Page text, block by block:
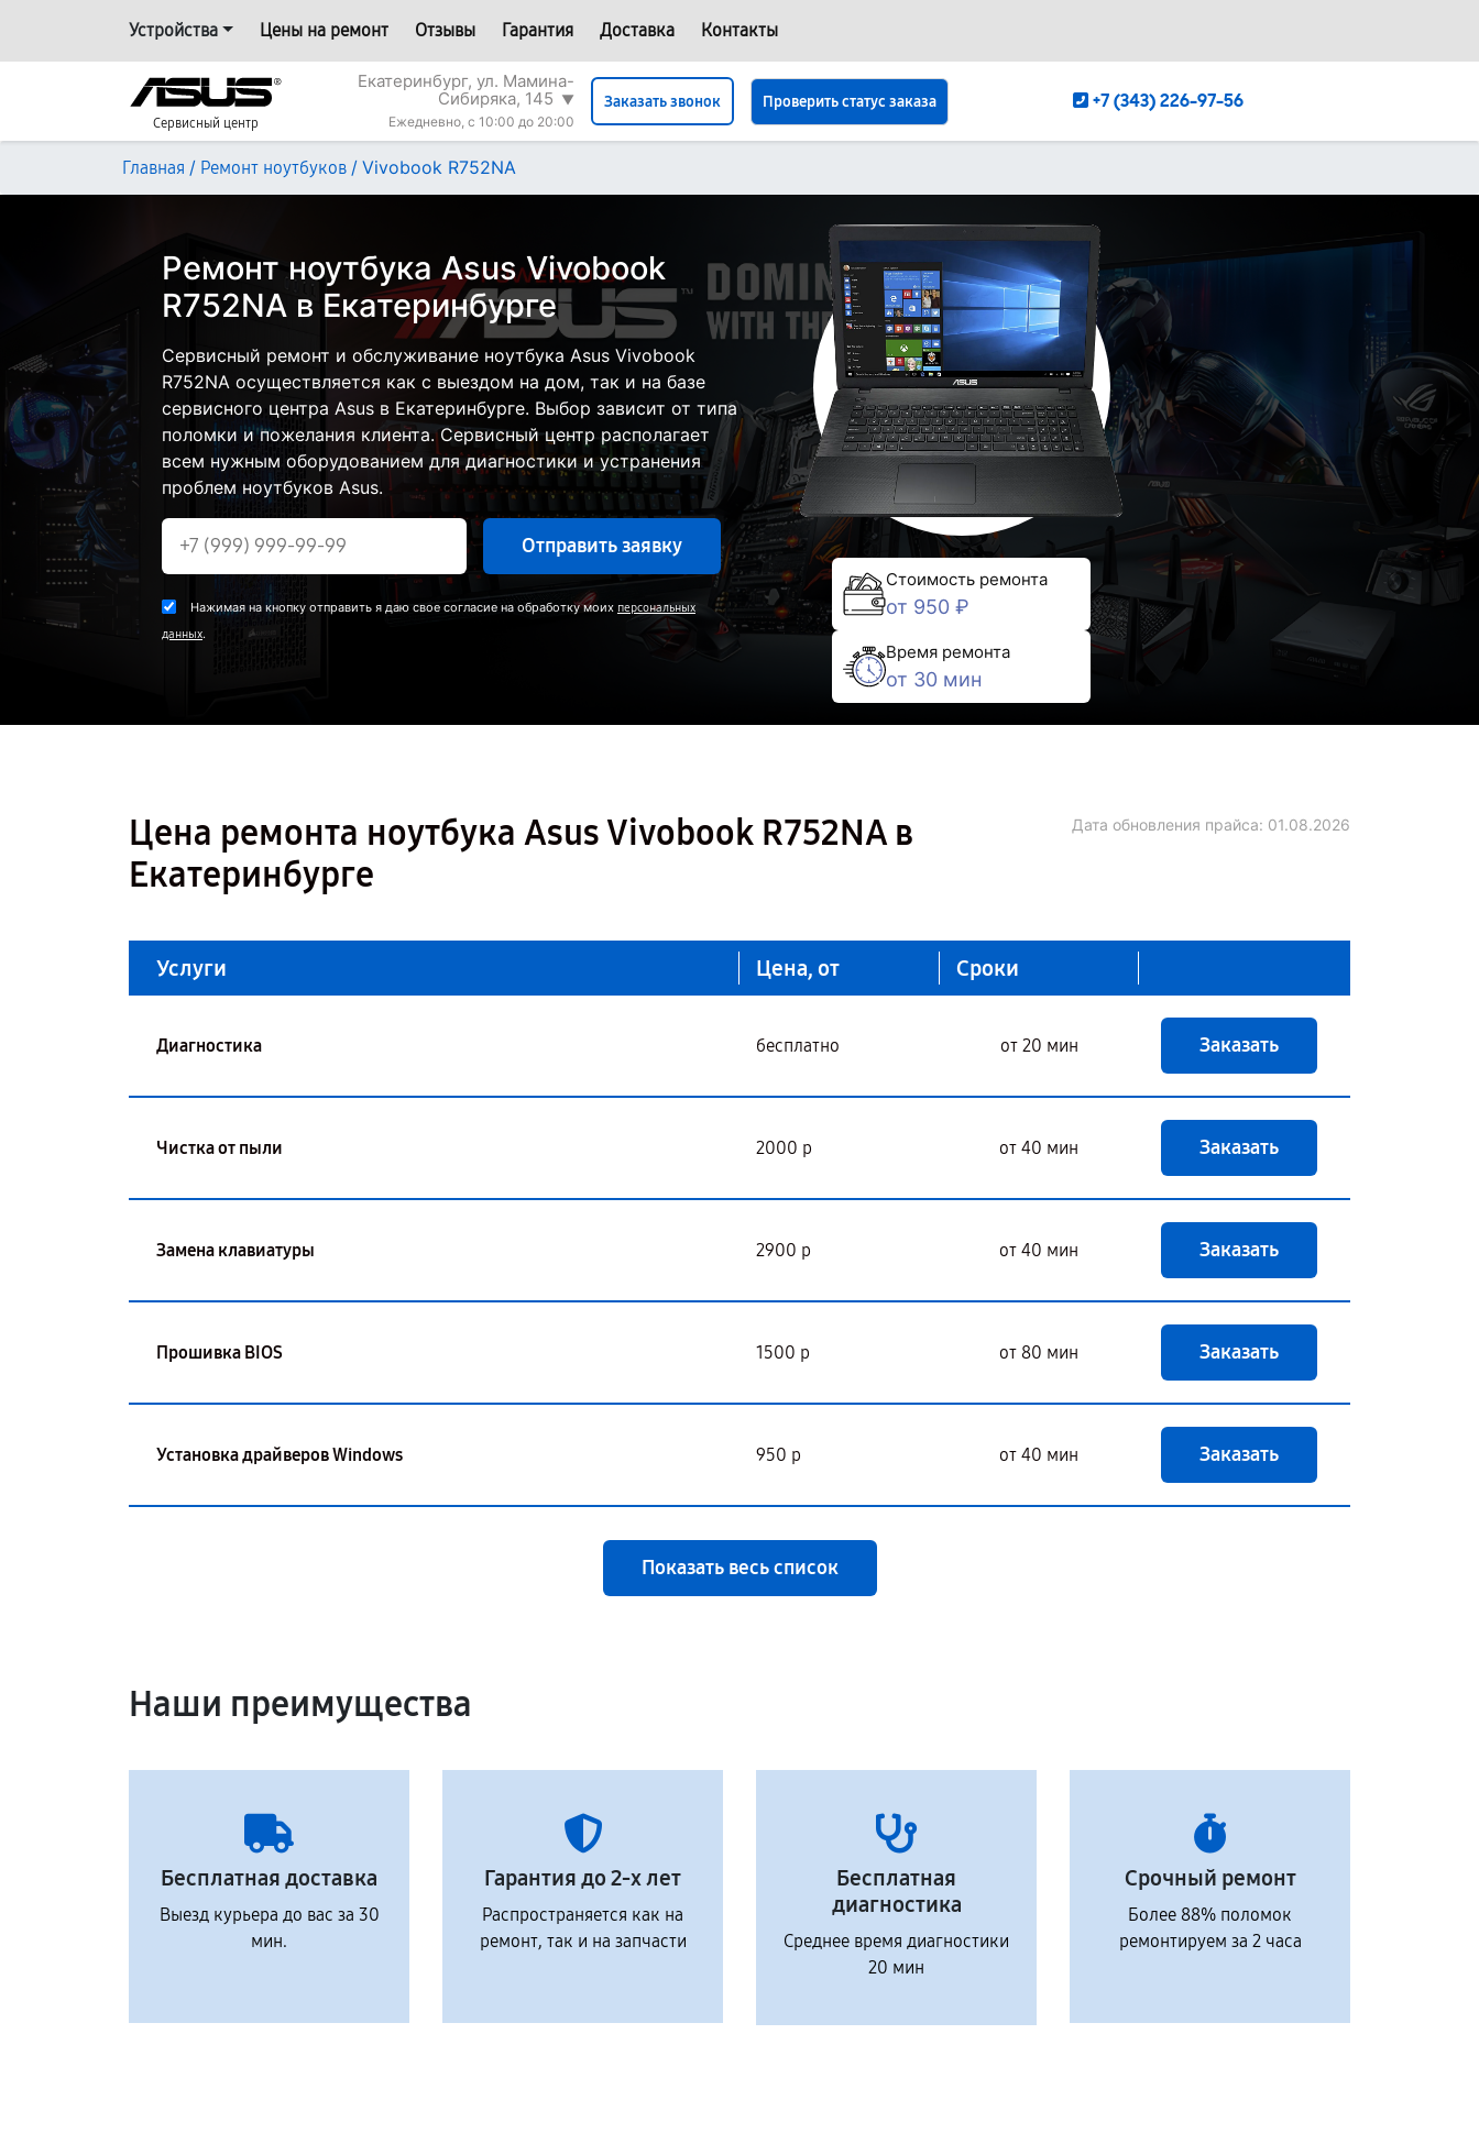
Устройства Цены на ремонт Отзывы Гарантия Доставка Контакты
Сервисный центр
Екатеринбург, ул. Мамина-
Сибиряка, 145 ▼
Ежедневно, с 10:00 до 20:00
Заказать звонок Проверить статус заказа +7 (343) 226-97-56
Главная / Ремонт ноутбуков / Vivobook R752NA
Ремонт ноутбука Asus Vivobook
R752NA в Екатеринбурге
Сервисный ремонт и обслуживание ноутбука Asus Vivobook
R752NA осуществляется как с выездом на дом, так и на базе
сервисного центра Asus в Екатеринбурге. Выбор зависит от типа
поломки и пожелания клиента. Сервисный центр располагает
всем нужным оборудованием для диагностики и устранения
проблем ноутбуков Asus.
Отправить заявку
Нажимая на кнопку отправить я даю свое согласие на обработку моих персональных
данных.
Стоимость ремонта
от 950 ₽
Время ремонта
от 30 мин
Цена ремонта ноутбука Asus Vivobook R752NA в
Екатеринбурге
Дата обновления прайса: 01.08.2026
Услуги Цена, от Сроки
Диагностика бесплатно от 20 мин Заказать
Чистка от пыли 2000 р от 40 мин Заказать
Замена клавиатуры 2900 р от 40 мин Заказать
Прошивка BIOS 1500 р от 80 мин Заказать
Установка драйверов Windows 950 р от 40 мин Заказать
Показать весь список
Наши преимущества
Бесплатная доставка
Выезд курьера до вас за 30
мин.
Гарантия до 2-х лет
Распространяется как на
ремонт, так и на запчасти
Бесплатная
диагностика
Среднее время диагностики
20 мин
Срочный ремонт
Более 88% поломок
ремонтируем за 2 часа